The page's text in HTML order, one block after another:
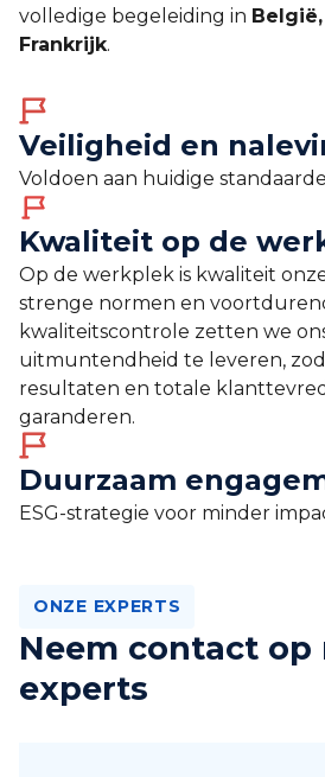
volledige begeleiding in
Frankrijk.
Veiligheid en
Voldoen aan huidige
Kwaliteit op de
Op de werkplek is kwaliteit
strenge normen en
kwaliteitscontrole zetten we
uitmuntendheid te leveren,
resultaten en totale
garanderen.
Duurzaam
ESG-strategie voor minder
ONZE EXPERTS
Neem contact op
experts